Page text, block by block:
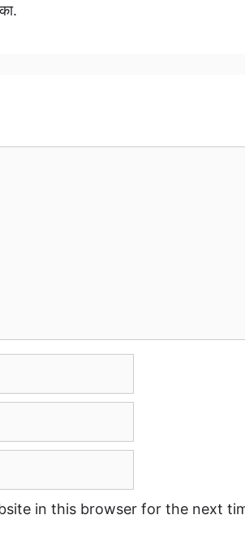
in this browser for the next